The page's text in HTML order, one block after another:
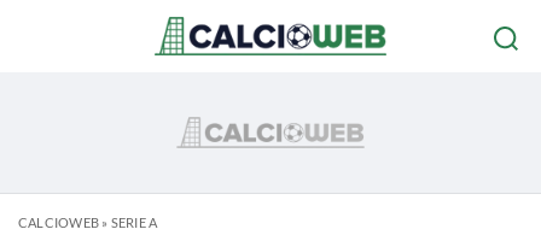
CALCIOWEB» SERIE A